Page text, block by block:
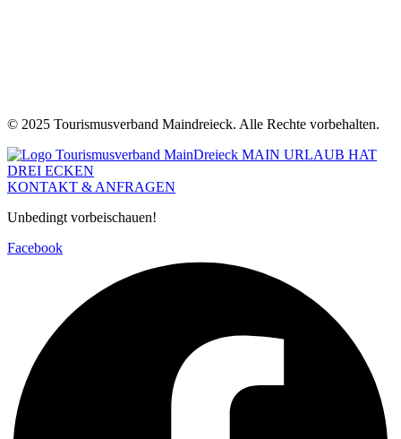
© 2025 Tourismusverband Maindreieck. Alle Rechte vorbehalten.
KONTAKT & ANFRAGEN
Unbedingt vorbeischauen!
Facebook